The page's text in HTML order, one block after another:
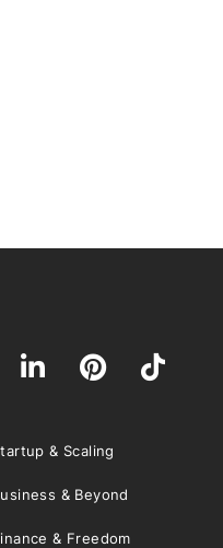
& Scaling
& Beyond
& Freedom